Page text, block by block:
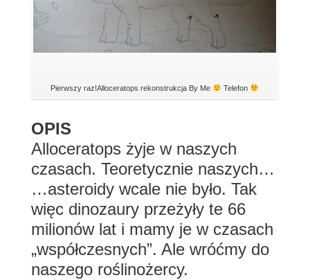
Pierwszy raz!Alloceratops rekonstrukcja By Me Telefon
OPIS
Alloceratops żyje w naszych
czasach. Teoretycznie naszych…
…asteroidy wcale nie było. Tak
więc dinozaury przeżyły te 66
milionów lat i mamy je w czasach
„współczesnych”. Ale wróćmy do
naszego roślinożercy.